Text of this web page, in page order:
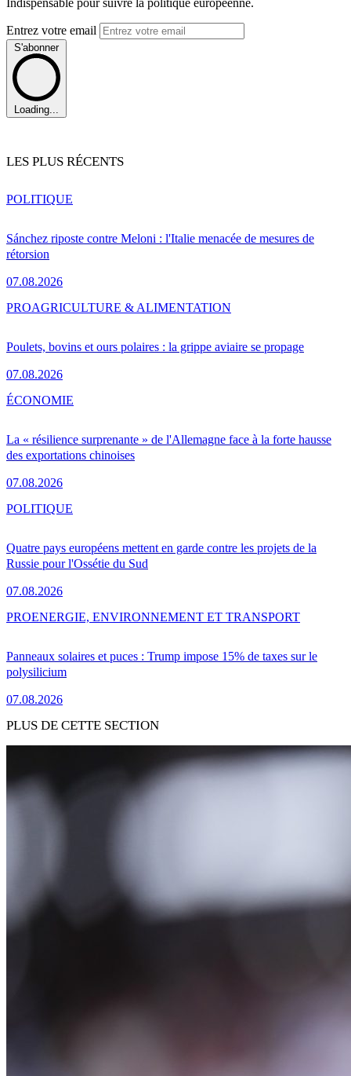
Entrez votre email
S'abonner
Loading...
LES PLUS RÉCENTS
Sánchez riposte contre Meloni : l'Italie menacée de mesures de
rétorsion
07.08.2026
POLITIQUE
Poulets, bovins et ours polaires : la grippe aviaire se propage
07.08.2026
PROAGRICULTURE & ALIMENTATION
La « résilience surprenante » de l'Allemagne face à la forte hausse
des exportations chinoises
07.08.2026
ÉCONOMIE
Quatre pays européens mettent en garde contre les projets de la
Russie pour l'Ossétie du Sud
07.08.2026
POLITIQUE
Panneaux solaires et puces : Trump impose 15% de taxes sur le
polysilicium
07.08.2026
PROENERGIE, ENVIRONNEMENT ET TRANSPORT
PLUS DE CETTE SECTION